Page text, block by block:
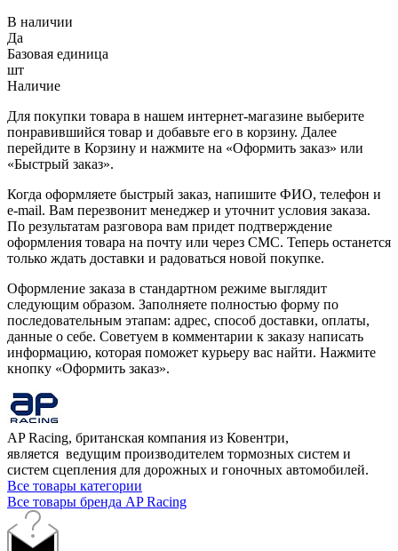
В наличии
Да
Базовая единица
шт
Наличие
Для покупки товара в нашем интернет-магазине выберите
понравившийся товар и добавьте его в корзину. Далее
перейдите в Корзину и нажмите на «Оформить заказ» или
«Быстрый заказ».
Когда оформляете быстрый заказ, напишите ФИО, телефон и
e-mail. Вам перезвонит менеджер и уточнит условия заказа.
По результатам разговора вам придет подтверждение
оформления товара на почту или через СМС. Теперь останется
только ждать доставки и радоваться новой покупке.
Оформление заказа в стандартном режиме выглядит
следующим образом. Заполняете полностью форму по
последовательным этапам: адрес, способ доставки, оплаты,
данные о себе. Советуем в комментарии к заказу написать
информацию, которая поможет курьеру вас найти. Нажмите
кнопку «Оформить заказ».
AP Racing, британская компания из Ковентри,
является ведущим производителем тормозных систем и
систем сцепления для дорожных и гоночных автомобилей.
Все товары категории
Все товары бренда AP Racing